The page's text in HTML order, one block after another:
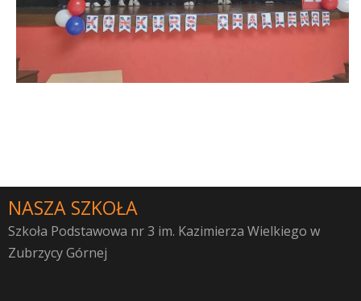
NASZA SZKOŁA
Szkoła Podstawowa nr 3 im. Kazimierza Wielkiego w
Zubrzycy Górnej